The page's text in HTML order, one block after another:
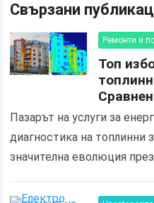
Свързани
Ремонти и
Топ
Пазарът на услуги за
диагностика на топлинни
значителна еволюция
енергийна ефективност и